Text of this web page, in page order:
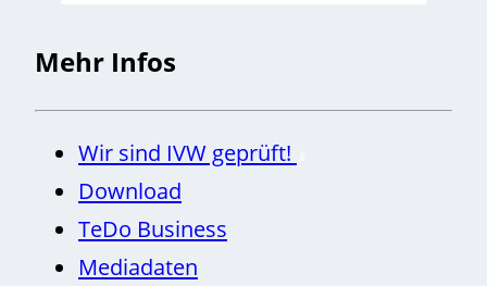
Mehr Infos
Wir sind IVW geprüft!
Download
TeDo Business
Mediadaten